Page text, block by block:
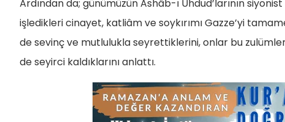
Ardından da; günümüzün Ashâb-ı Uhdud’larının
işledikleri cinayet, katliâm ve soykırımı Gazze’yi
de sevinç ve mutlulukla seyrettiklerini, onlar bu
de seyirci kaldıklarını anlattı.